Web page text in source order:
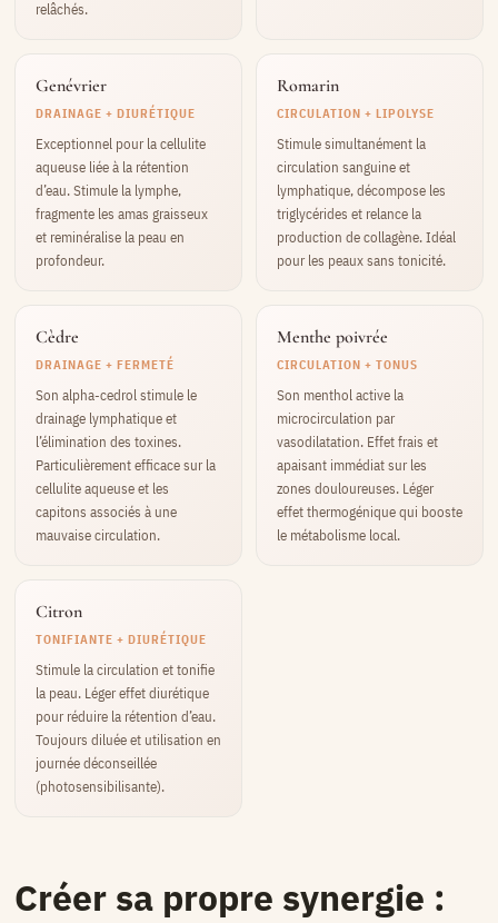
relâchés.
Genévrier
DRAINAGE + DIURÉTIQUE
Exceptionnel pour la cellulite
aqueuse liée à la rétention
d’eau. Stimule la lymphe,
fragmente les amas graisseux
et reminéralise la peau en
profondeur.
Romarin
CIRCULATION + LIPOLYSE
Stimule simultanément la
circulation sanguine et
lymphatique, décompose les
triglycérides et relance la
production de collagène. Idéal
pour les peaux sans tonicité.
Cèdre
DRAINAGE + FERMETÉ
Son alpha-cedrol stimule le
drainage lymphatique et
l’élimination des toxines.
Particulièrement efficace sur la
cellulite aqueuse et les
capitons associés à une
mauvaise circulation.
Menthe poivrée
CIRCULATION + TONUS
Son menthol active la
microcirculation par
vasodilatation. Effet frais et
apaisant immédiat sur les
zones douloureuses. Léger
effet thermogénique qui booste
le métabolisme local.
Citron
TONIFIANTE + DIURÉTIQUE
Stimule la circulation et tonifie
la peau. Léger effet diurétique
pour réduire la rétention d’eau.
Toujours diluée et utilisation en
journée déconseillée
(photosensibilisante).
Créer sa propre synergie :